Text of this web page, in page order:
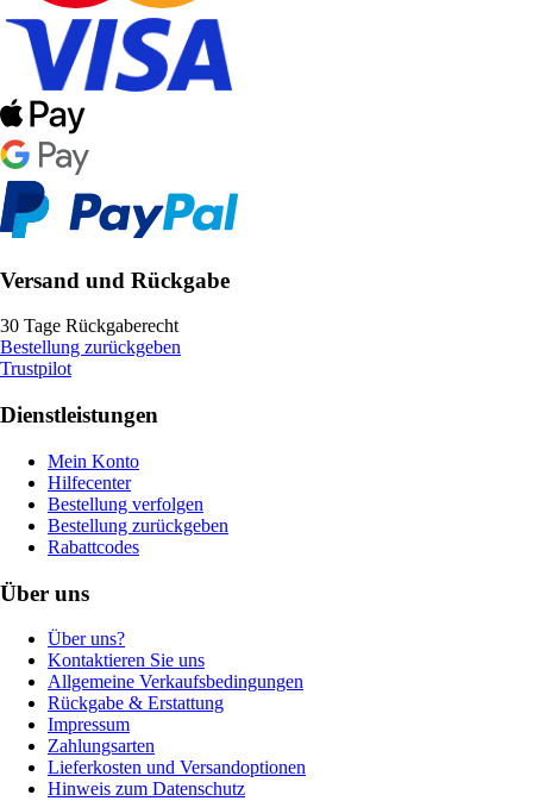
Versand und Rückgabe
30 Tage Rückgaberecht
Bestellung zurückgeben
Trustpilot
Dienstleistungen
Mein Konto
Hilfecenter
Bestellung verfolgen
Bestellung zurückgeben
Rabattcodes
Über uns
Über uns?
Kontaktieren Sie uns
Allgemeine Verkaufsbedingungen
Rückgabe & Erstattung
Impressum
Zahlungsarten
Lieferkosten und Versandoptionen
Hinweis zum Datenschutz